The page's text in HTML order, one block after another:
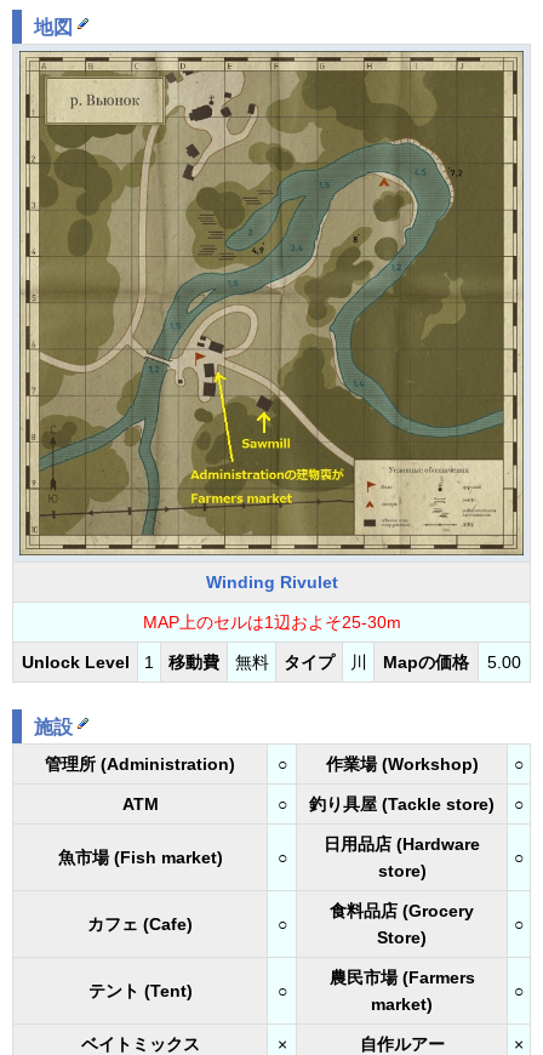
地図
Winding Rivulet
MAP上のセルは1辺およそ25-30m
Unlock Level 1 移動費 無料 タイプ 川 Mapの価格 5.00
施設
管理所 (Administration) ○ 作業場 (Workshop) ○
ATM ○ 釣り具屋 (Tackle store) ○
魚市場 (Fish market) ○
日用品店 (Hardware
store)
○
カフェ (Cafe) ○
食料品店 (Grocery
Store)
○
テント (Tent) ○
農民市場 (Farmers
market)
○
ベイトミックス × 自作ルアー ×